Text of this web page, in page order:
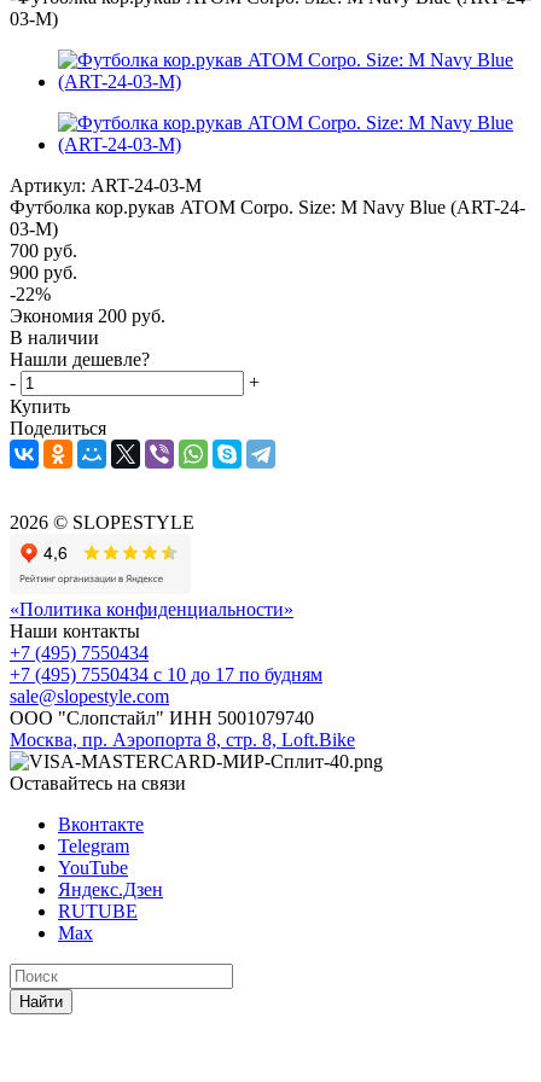
03-M)
Артикул: ART-24-03-M
Футболка кор.рукав ATOM Corpo. Size: M Navy Blue (ART-24-
03-M)
700 руб.
900 руб.
-22%
Экономия 200 руб.
В наличии
Нашли дешевле?
-
+
Купить
Поделиться
2026 © SLOPESTYLE
«Политика конфиденциальности»
Наши контакты
+7 (495) 7550434
+7 (495) 7550434 с 10 до 17 по будням
sale@slopestyle.com
ООО "Слопстайл" ИНН 5001079740
Москва, пр. Аэропорта 8, стр. 8, Loft.Bike
Оставайтесь на связи
Вконтакте
Telegram
YouTube
Яндекс.Дзен
RUTUBE
Max
Найти